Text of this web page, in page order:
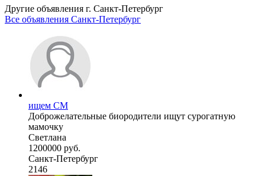
Другие объявления г. Санкт-Петербург
Все объявления Санкт-Петербург
ищем СМ
Доброжелательные биородители ищут сурогатную
мамочку
Светлана
1200000 руб.
Санкт-Петербург
2146